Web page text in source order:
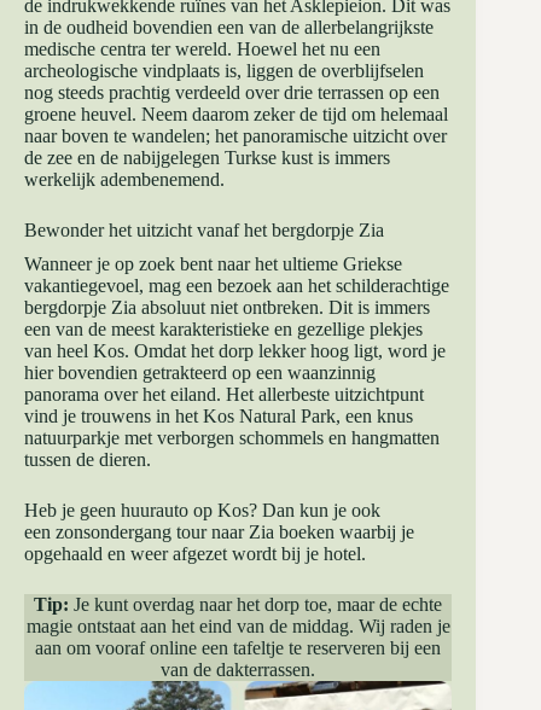
de indrukwekkende ruïnes van het Asklepieion. Dit was
in de oudheid bovendien een van de allerbelangrijkste
medische centra ter wereld. Hoewel het nu een
archeologische vindplaats is, liggen de overblijfselen
nog steeds prachtig verdeeld over drie terrassen op een
groene heuvel. Neem daarom zeker de tijd om helemaal
naar boven te wandelen; het panoramische uitzicht over
de zee en de nabijgelegen Turkse kust is immers
werkelijk adembenemend.
Bewonder het uitzicht vanaf het bergdorpje Zia
Wanneer je op zoek bent naar het ultieme Griekse
vakantiegevoel, mag een bezoek aan het schilderachtige
bergdorpje Zia absoluut niet ontbreken. Dit is immers
een van de meest karakteristieke en gezellige plekjes
van heel Kos. Omdat het dorp lekker hoog ligt, word je
hier bovendien getrakteerd op een waanzinnig
panorama over het eiland. Het allerbeste uitzichtpunt
vind je trouwens in het Kos Natural Park, een knus
natuurparkje met verborgen schommels en hangmatten
tussen de dieren.
Heb je geen huurauto op Kos? Dan kun je ook
een zonsondergang tour naar Zia boeken waarbij je
opgehaald en weer afgezet wordt bij je hotel.
Tip: Je kunt overdag naar het dorp toe, maar de echte
magie ontstaat aan het eind van de middag. Wij raden je
aan om vooraf online een tafeltje te reserveren bij een
van de dakterrassen.